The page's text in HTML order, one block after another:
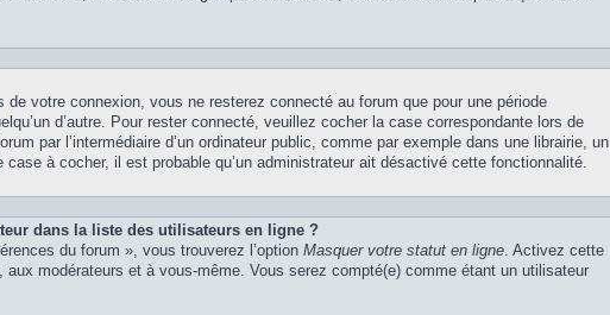
de votre connexion, vous ne resterez connecté au forum que pour une période
d’autre. Pour rester connecté, veuillez cocher la case correspondante lors de
par l’intermédiaire d’un ordinateur public, comme par exemple dans une librairie, un
à cocher, il est probable qu’un administrateur ait désactivé cette fonctionnalité.
dans la liste des utilisateurs en ligne ?
du forum », vous trouverez l’option Masquer votre statut en ligne. Activez cette
aux modérateurs et à vous-même. Vous serez compté(e) comme étant un utilisateur